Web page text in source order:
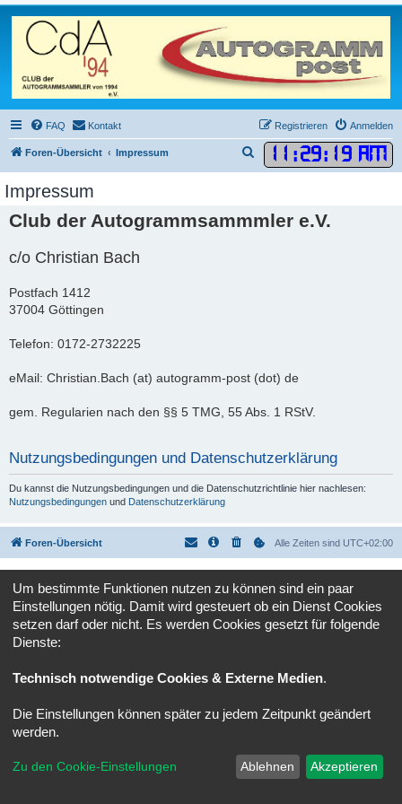
FAQ Kontakt Anmelden
Registrieren
Foren-Übersicht Impressum 11 :29: 19 AM
u
h
Impressum
Club der Autogrammsammmler e.V.
c/o Christian Bach
Postfach 1412
37004 Göttingen
Telefon: 0172-2732225
eMail: Christian.Bach (at) autogramm-post (dot) de
gem. Regularien nach den §§ 5 TMG, 55 Abs. 1 RStV.
Nutzungsbedingungen und Datenschutzerklärung
Du kannst die Nutzungsbedingungen und die Datenschutzrichtlinie hier nachlesen:
Nutzungsbedingungen und Datenschutzerklärung
Foren-Übersicht Alle Zeiten sind UTC+02:00
Deutsche Übersetzung durchphpBB.de
Datenschutz|Nutzungsbedingungen
Um bestimmte Funktionen nutzen zu können sind ein paar
Einstellungen nötig. Damit wird gesteuert ob ein Dienst Cookies
setzen darf oder nicht. Es werden Cookies gesetzt für folgende
Dienste:
Technisch notwendige Cookies & Externe Medien.
Die Einstellungen können später zu jedem Zeitpunkt geändert
werden.
Zu den Cookie-Einstellungen Ablehnen Akzeptieren